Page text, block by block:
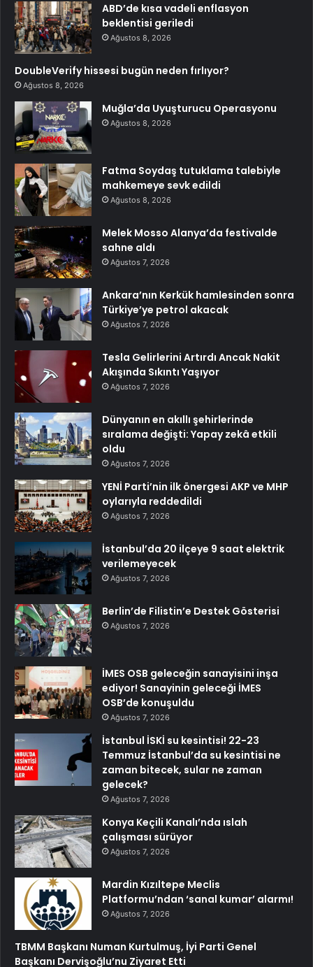
ABD’de kısa vadeli enflasyon
beklentisi geriledi
Ağustos 8, 2026
DoubleVerify hissesi bugün neden fırlıyor?
Ağustos 8, 2026
Muğla’da Uyuşturucu Operasyonu
Ağustos 8, 2026
Fatma Soydaş tutuklama talebiyle
mahkemeye sevk edildi
Ağustos 8, 2026
Melek Mosso Alanya’da festivalde
sahne aldı
Ağustos 7, 2026
Ankara’nın Kerkük hamlesinden sonra
Türkiye’ye petrol akacak
Ağustos 7, 2026
Tesla Gelirlerini Artırdı Ancak Nakit
Akışında Sıkıntı Yaşıyor
Ağustos 7, 2026
Dünyanın en akıllı şehirlerinde
sıralama değişti: Yapay zekâ etkili
oldu
Ağustos 7, 2026
YENİ Parti’nin ilk önergesi AKP ve MHP
oylarıyla reddedildi
Ağustos 7, 2026
İstanbul’da 20 ilçeye 9 saat elektrik
verilemeyecek
Ağustos 7, 2026
Berlin’de Filistin’e Destek Gösterisi
Ağustos 7, 2026
İMES OSB geleceğin sanayisini inşa
ediyor! Sanayinin geleceği İMES
OSB’de konuşuldu
Ağustos 7, 2026
İstanbul İSKİ su kesintisi! 22-23
Temmuz İstanbul’da su kesintisi ne
zaman bitecek, sular ne zaman
gelecek?
Ağustos 7, 2026
Konya Keçili Kanalı’nda ıslah
çalışması sürüyor
Ağustos 7, 2026
Mardin Kızıltepe Meclis
Platformu’ndan ‘sanal kumar’ alarmı!
Ağustos 7, 2026
TBMM Başkanı Numan Kurtulmuş, İyi Parti Genel
Başkanı Dervişoğlu’nu Ziyaret Etti